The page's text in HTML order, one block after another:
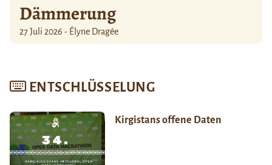
Dämmerung
27 Juli 2026 - Élyne Dragée
ENTSCHLÜSSELUNG
Kirgistans offene Daten